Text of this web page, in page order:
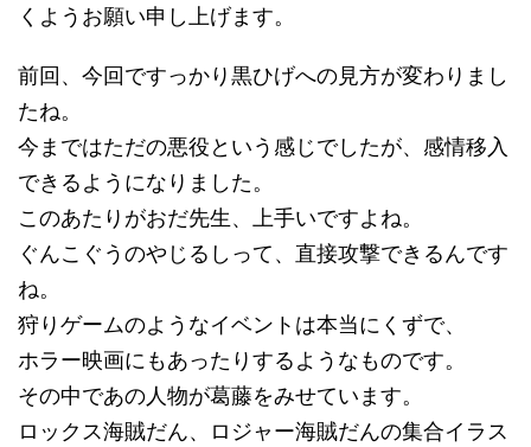
くようお願い申し上げます。
前回、今回ですっかり黒ひげへの見方が変わりまし
たね。
今まではただの悪役という感じでしたが、感情移入
できるようになりました。
このあたりがおだ先生、上手いですよね。
ぐんこぐうのやじるしって、直接攻撃できるんです
ね。
狩りゲームのようなイベントは本当にくずで、
ホラー映画にもあったりするようなものです。
その中であの人物が葛藤をみせています。
ロックス海賊だん、ロジャー海賊だんの集合イラス